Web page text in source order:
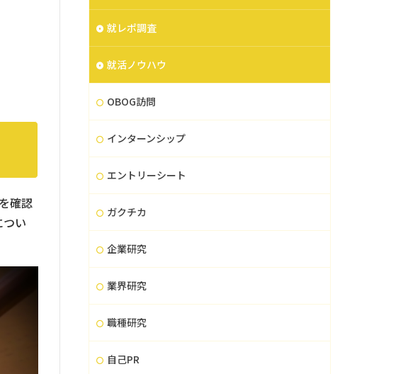
確認
い
就レポ調査
就活ノウハウ
OBOG訪問
インターンシップ
エントリーシート
ガクチカ
企業研究
業界研究
職種研究
自己PR